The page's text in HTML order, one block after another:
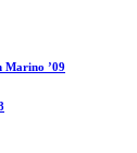
Marino ’09